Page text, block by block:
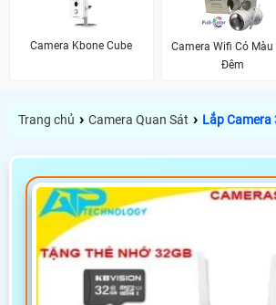
Camera Kbone Cube
Camera Wifi Có Màu
Đêm
Trang chủ › Camera Quan Sát › Lắp Camera